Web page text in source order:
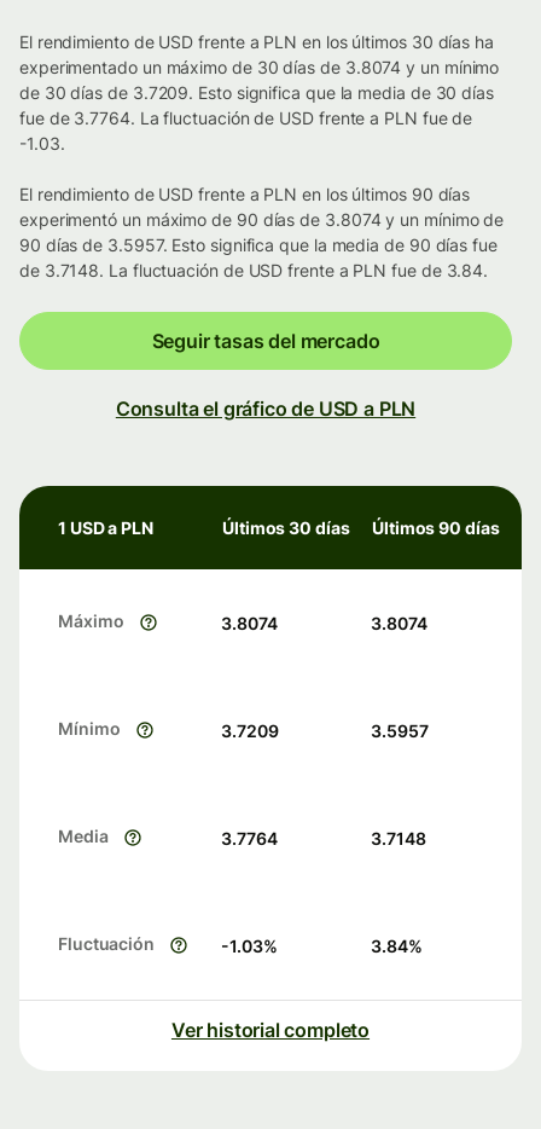
El rendimiento de USD frente a PLN en los últimos 30 días ha
experimentado un máximo de 30 días de 3.8074 y un mínimo
de 30 días de 3.7209. Esto significa que la media de 30 días
fue de 3.7764. La fluctuación de USD frente a PLN fue de
-1.03.
El rendimiento de USD frente a PLN en los últimos 90 días
experimentó un máximo de 90 días de 3.8074 y un mínimo de
90 días de 3.5957. Esto significa que la media de 90 días fue
de 3.7148. La fluctuación de USD frente a PLN fue de 3.84.
Seguir tasas del mercado
Consulta el gráfico de USD a PLN
1 USD a PLN Últimos 30 días Últimos 90 días
Máximo 3.8074 3.8074
Mínimo 3.7209 3.5957
Media 3.7764 3.7148
Fluctuación -1.03% 3.84%
Ver historial completo